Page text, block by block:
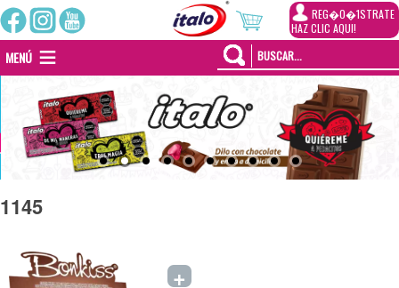
REG�0�1STRATE
HAZ CLIC AQUI!
MENÚ
1145
+